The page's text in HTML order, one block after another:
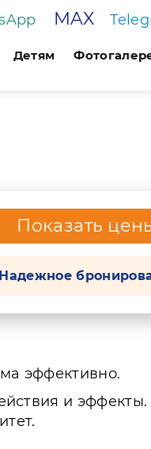
MAX
Детям
Показать
Надежное
эффективно.
и